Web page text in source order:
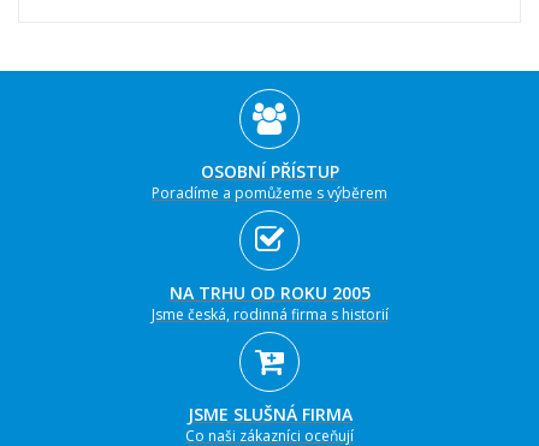
OSOBNÍ PŘÍSTUP
Poradíme a pomůžeme s výběrem
NA TRHU OD ROKU 2005
Jsme česká, rodinná firma s historií
JSME SLUŠNÁ FIRMA
Co naši zákazníci oceňují